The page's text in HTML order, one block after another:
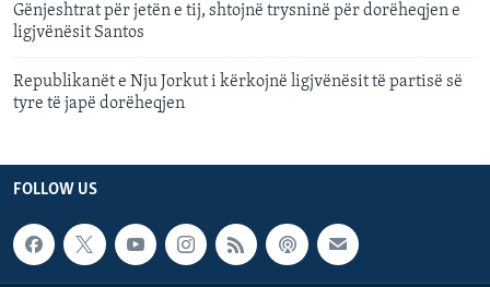
Gënjeshtrat për jetën e tij, shtojnë trysninë për dorëheqjen e
ligjvënësit Santos
Republikanët e Nju Jorkut i kërkojnë ligjvënësit të partisë së
tyre të japë dorëheqjen
FOLLOW US